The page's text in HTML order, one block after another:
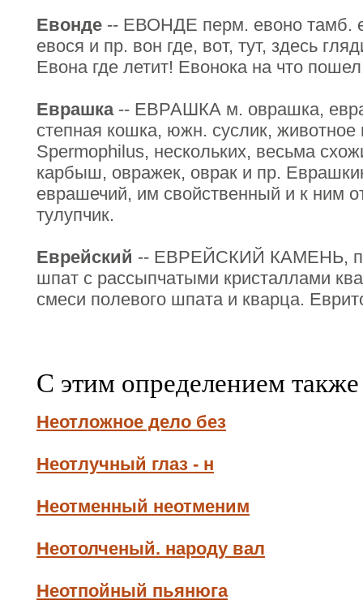
Евонде -- ЕВОНДЕ перм. евоно тамб.
евося и пр. вон где, вот, тут, здесь
Евона где летит! Евонока на что
Еврашка-- ЕВРАШКА м. оврашка,
степная кошка, южн. суслик, животное
Spermophilus, нескольких, весьма
карбыш, овражек, оврак и пр.
еврашечий, им свойственный и к ним
тулупчик.
Еврейский -- ЕВРЕЙСКИЙ КАМЕНЬ,
шпат с рассыпчатыми кристаллами
смеси полевого шпата и кварца.
С этим определением
Неотложное дело без
Неотлучный глаз - н
Неотменный неотменим
Неотолченый. народу вал
Неотпойный пьянюга